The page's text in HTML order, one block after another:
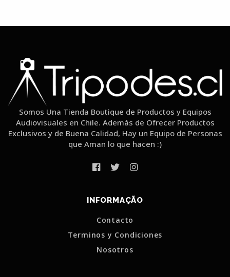
Somos Una Tienda Boutique de Productos y Equipos
Audiovisuales en Chile. Además de Ofrecer Productos
Exclusivos y de Buena Calidad, Hay un Equipo de Personas
que Aman lo que hacen :)
INFORMAÇÃO
Contacto
Terminos y Condiciones
Nosotros